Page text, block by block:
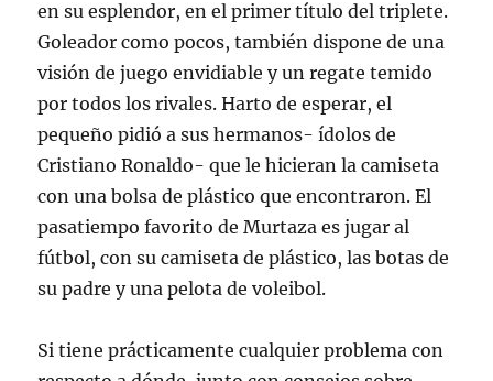
en su esplendor, en el primer título del triplete.
Goleador como pocos, también dispone de una
visión de juego envidiable y un regate temido
por todos los rivales. Harto de esperar, el
pequeño pidió a sus hermanos- ídolos de
Cristiano Ronaldo- que le hicieran la camiseta
con una bolsa de plástico que encontraron. El
pasatiempo favorito de Murtaza es jugar al
fútbol, con su camiseta de plástico, las botas de
su padre y una pelota de voleibol.
Si tiene prácticamente cualquier problema con